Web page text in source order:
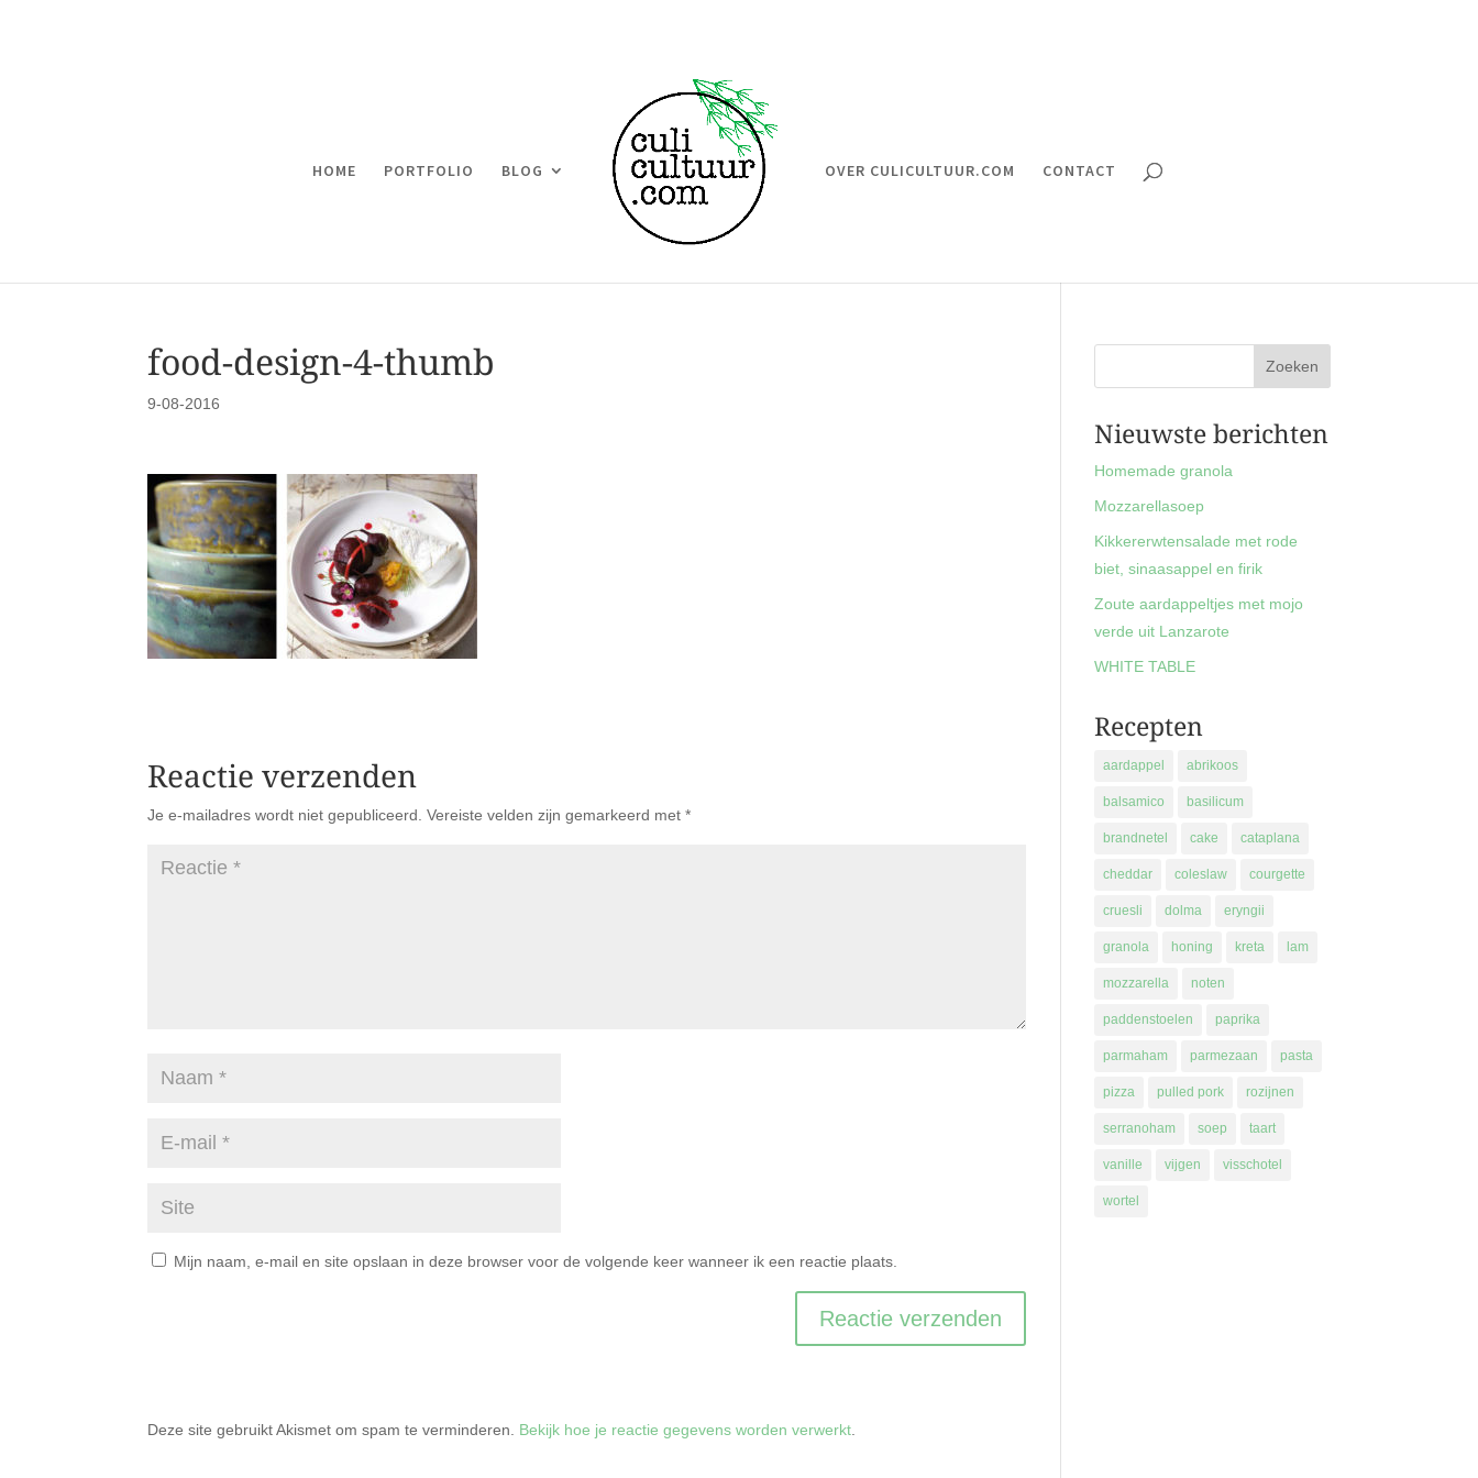
HOME PORTFOLIO BLOG OVER CULICULTUUR.COM CONTACT
food-design-4-thumb
9-08-2016
Reactie verzenden
Je e-mailadres wordt niet gepubliceerd. Vereiste velden zijn gemarkeerd met*
Mijn naam, e-mail en site opslaan in deze browser voor de volgende keer wanneer ik een reactie plaats.
Deze site gebruikt Akismet om spam te verminderen. Bekijk hoe je reactie gegevens worden verwerkt
Nieuwste berichten
Homemade granola
Mozzarellasoep
Kikkererwtensalade met rode
biet, sinaasappel en firik
Zoute aardappeltjes met mojo
verde uit Lanzarote
WHITE TABLE
Recepten
aardappel abrikoos
balsamico basilicum
brandnetel cake cataplana
cheddar coleslaw courgette
cruesli dolma eryngii
granola honing kreta lam
mozzarella noten
paddenstoelen paprika
parmaham parmezaan pasta
pizza pulled pork rozijnen
serranoham soep taart
vanille vijgen visschotel
wortel